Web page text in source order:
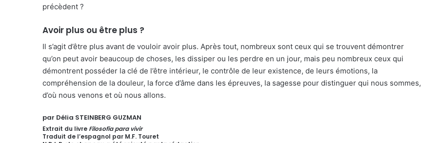
précèdent ?
Avoir plus ou être plus ?
Il s’agit d’être plus avant de vouloir avoir plus. Après tout, nombreux sont ceux qui se trouvent démontrer
qu’on peut avoir beaucoup de choses, les dissiper ou les perdre en un jour, mais peu nombreux ceux qui
démontrent posséder la clé de l’être intérieur, le contrôle de leur existence, de leurs émotions, la
compréhension de la douleur, la force d’âme dans les épreuves, la sagesse pour distinguer qui nous sommes,
d’où nous venons et où nous allons.
par Délia STEINBERG GUZMAN
Extrait du livre Filosofia para vivir
Traduit de l’espagnol par M.F. Touret